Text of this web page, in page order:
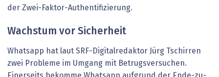
der Zwei-Faktor-Authentifizierung.
Wachstum vor Sicherheit
Whatsapp hat laut SRF-Digitalredaktor Jürg Tschirren
zwei Probleme im Umgang mit Betrugsversuchen.
Einerseits bekomme Whatsapp aufgrund der Ende-zu-